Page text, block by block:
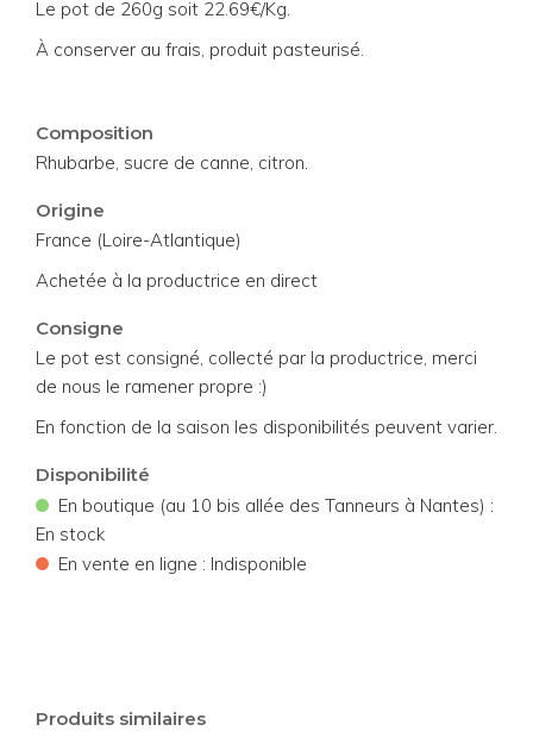
Le pot de 260g soit 22.69€/Kg.
À conserver au frais, produit pasteurisé.
Composition
Rhubarbe, sucre de canne, citron.
Origine
France (Loire-Atlantique)
Achetée à la productrice en direct
Consigne
Le pot est consigné, collecté par la productrice, merci
de nous le ramener propre :)
En fonction de la saison les disponibilités peuvent varier.
Disponibilité
• En boutique (au 10 bis allée des Tanneurs à Nantes) :
En stock
• En vente en ligne : Indisponible
Produits similaires